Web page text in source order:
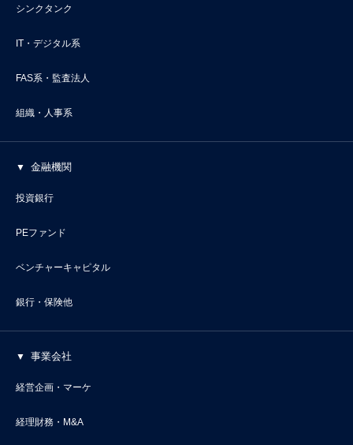
シンクタンク
IT・デジタル系
FAS系・監査法人
組織・人事系
金融機関
投資銀行
PEファンド
ベンチャーキャピタル
銀行・保険他
事業会社
経営企画・マーケ
経理財務・M&A